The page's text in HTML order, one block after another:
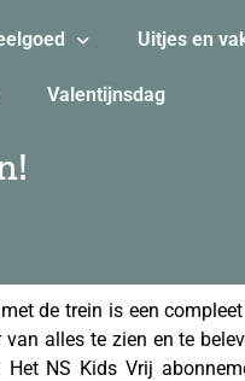
Uitjes en
Valentijnsdag
de trein is een
alles te zien en te
NS Kids Vrij